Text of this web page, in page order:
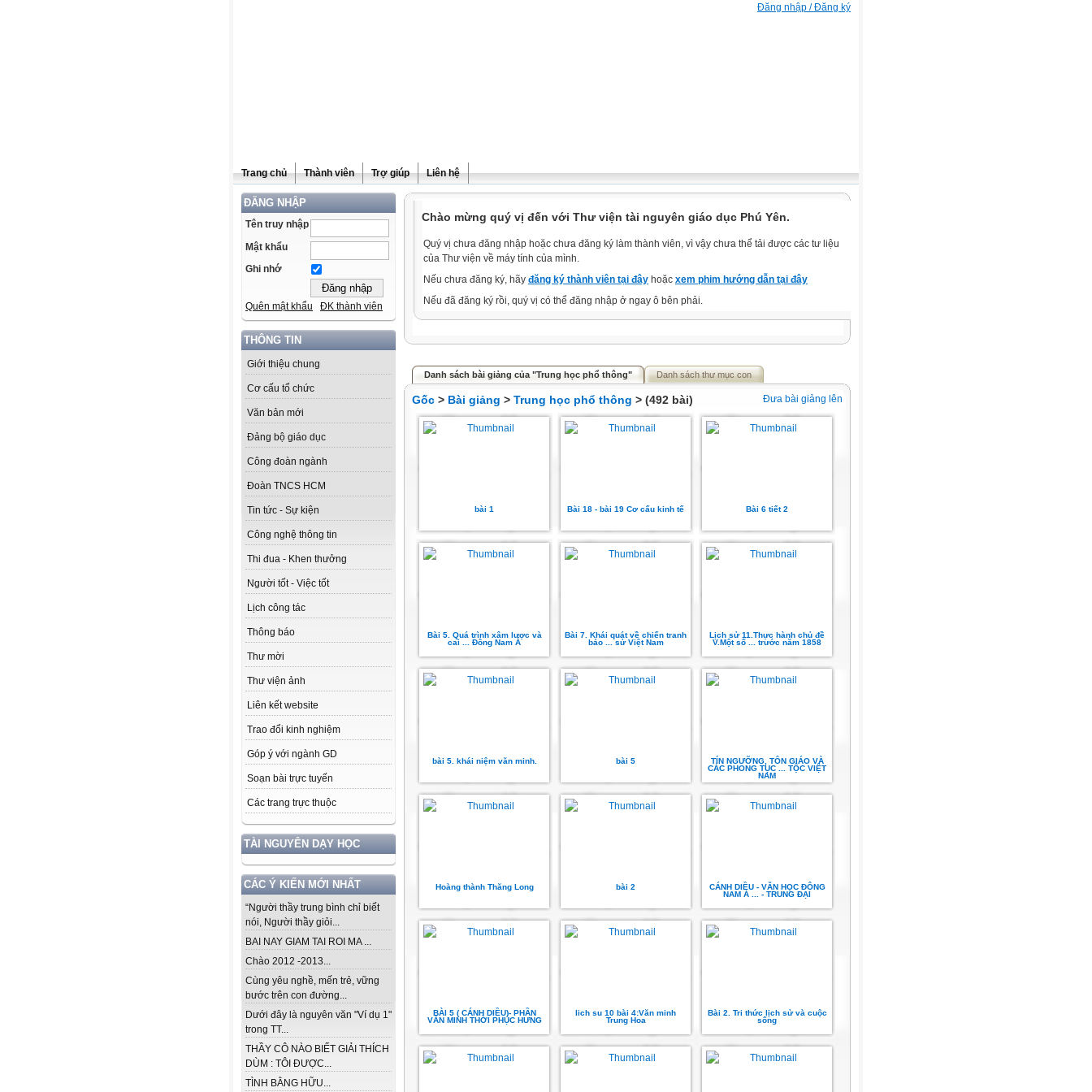
Đăng nhập / Đăng ký
Trang chủ Thành viên Trợ giúp Liên hệ
ĐĂNG NHẬP
Tên truy nhập
Mật khẩu
Ghi nhớ
Quên mật khẩu ĐK thành viên
THÔNG TIN
Giới thiệu chung
Cơ cấu tổ chức
Văn bản mới
Đảng bộ giáo dục
Công đoàn ngành
Đoàn TNCS HCM
Tin tức - Sự kiện
Công nghệ thông tin
Thi đua - Khen thưởng
Người tốt - Việc tốt
Lịch công tác
Thông báo
Thư mời
Thư viện ảnh
Liên kết website
Trao đổi kinh nghiệm
Góp ý với ngành GD
Soạn bài trực tuyến
Các trang trực thuộc
TÀI NGUYÊN DẠY HỌC
CÁC Ý KIẾN MỚI NHẤT
“Người thầy trung bình chỉ biết
nói, Người thầy giỏi...
BAI NAY GIAM TAI ROI MA ...
Chào 2012 -2013...
Cùng yêu nghề, mến trẻ, vững
bước trên con đường...
Dưới đây là nguyên văn "Ví dụ 1"
trong TT...
THẦY CÔ NÀO BIẾT GIẢI THÍCH
DÙM : TÔI ĐƯỢC...
TÌNH BẰNG HỮU...
Chào mừng quý vị đến với Thư viện tài nguyên giáo dục Phú Yên.
Quý vị chưa đăng nhập hoặc chưa đăng ký làm thành viên, vì vậy chưa thể tải được các tư liệu
của Thư viện về máy tính của mình.
Nếu chưa đăng ký, hãy đăng ký thành viên tại đây hoặc xem phim hướng dẫn tại đây
Nếu đã đăng ký rồi, quý vị có thể đăng nhập ở ngay ô bên phải.
Danh sách bài giảng của "Trung học phổ thông" Danh sách thư mục con
Đưa bài giảng lên
Gốc > Bài giảng > Trung học phổ thông > (492 bài)
bài 1 Bài 18 - bài 19 Cơ cấu kinh tế Bài 6 tiết 2
Bài 5. Quá trình xâm lược và
cai ... Đông Nam Á
Bài 7. Khái quát về chiến tranh
bảo ... sử Việt Nam
Lịch sử 11.Thực hành chủ đề
V.Một số ... trước năm 1858
bài 5. khái niệm văn minh. bài 5
TÍN NGƯỠNG, TÔN GIÁO VÀ
CÁC PHONG TỤC ... TỘC VIỆT
NAM
Hoàng thành Thăng Long bài 2
CÁNH DIỀU - VĂN HỌC ĐÔNG
NAM Á ... - TRUNG ĐẠI
BÀI 5 ( CÁNH DIỀU)- PHẦN
VĂN MINH THỜI PHỤC HƯNG
lich su 10 bài 4:Văn minh
Trung Hoa
Bài 2. Tri thức lịch sử và cuộc
sống